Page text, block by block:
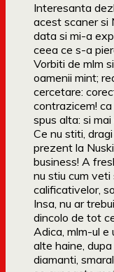
Interesanta
acest scaner si
data si mi-a
ceea ce s-a
Vorbiti de mlm
oamenii mint;
cercetare:
contrazicem!
spus alta: si
Ce nu stiti,
prezent la
business! A
nu stiu cum
calificativelor,
Insa, nu ar
dincolo de tot
Adica, mlm-ul e
alte haine,
diamanti,